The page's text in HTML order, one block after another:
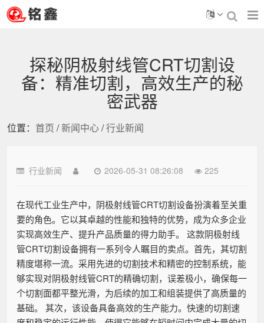
探秘阴极射线管CRT切割设
备：精准切割，高效生产的秘
密武器
位置： 首页 /新闻中心/行业新闻
行业新闻 2026-05-31 08:26:08 225
在现代工业生产中，阴极射线管CRT切割设备扮演着至关重
要的角色。它以其卓越的性能和独特的优势，成为众多企业
实现高效生产、提升产品质量的得力助手。 这款阴极射线
管CRT切割设备拥有一系列令人瞩目的卖点。首先，其切割
精度堪称一流。采用先进的切割技术和精密的控制系统，能
够实现对阴极射线管CRT的精确切割，误差极小，确保每一
个切割面都平整光滑，为后续的加工和组装提供了高质量的
基础。 其次，该设备具备高效的生产能力。快速的切割速